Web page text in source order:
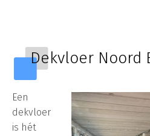
Dekvloer Noord
Een
dekvloer
is hét